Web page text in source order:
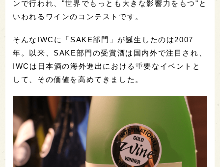
ンで行われ、"世界でもっとも大きな影響力をもつ"と
いわれるワインのコンテストです。
そんなIWCに「SAKE部門」が誕生したのは2007
年。以来、SAKE部門の受賞酒は国内外で注目され、
IWCは日本酒の海外進出における重要なイベントと
して、その価値を高めてきました。